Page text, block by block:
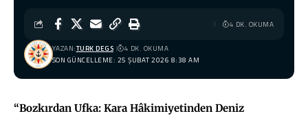
SON GÜNCELLEME: 25 ŞUBAT 2026 8:38 AM
YAZAN:TURK DEGS 4 DK. OKUMA
4 DK. OKUMA
“Bozkırdan Ufka: Kara Hâkimiyetinden Deniz